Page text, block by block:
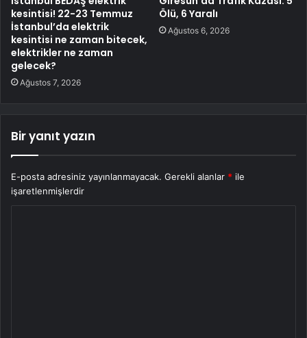
kesintisi! 22-23 Temmuz
İstanbul’da elektrik
kesintisi ne zaman bitecek,
elektrikler ne zaman
gelecek?
Ağustos 7, 2026
Ölü, 6 Yaralı
Ağustos 6, 2026
Bir yanıt yazın
E-posta adresiniz yayınlanmayacak. Gerekli alanlar * ile
işaretlenmişlerdir